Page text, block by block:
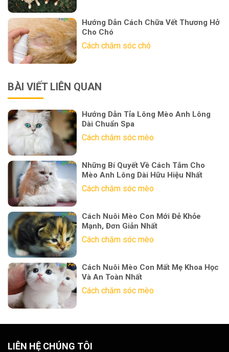
Hướng Dẫn Cách Chữa Vết Thương Hở
Cho Chó
Cách chăm sóc chó
BÀI VIẾT LIÊN QUAN
Hướng Dẫn Tỉa Lông Mèo Anh Lông
Dài Chuẩn Spa
Cách chăm sóc mèo
Những Bí Quyết Về Cách Tắm Cho
Mèo Anh Lông Dài Hữu Hiệu Nhất
Cách chăm sóc mèo
Cách Nuôi Mèo Con Mới Đẻ Khỏe
Mạnh, Đơn Giản Nhất
Cách chăm sóc mèo
Cách Nuôi Mèo Con Mất Mẹ Khoa Học
Và An Toàn Nhất
Cách chăm sóc mèo
LIÊN HỆ CHÚNG TÔI